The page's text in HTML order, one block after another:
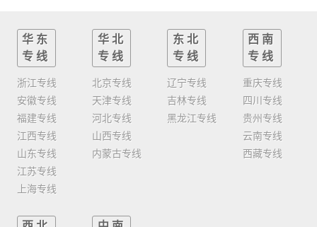
华东
专线
浙江专线
安徽专线
福建专线
江西专线
山东专线
江苏专线
上海专线
华北
专线
北京专线
天津专线
河北专线
山西专线
内蒙古专线
东北
专线
辽宁专线
吉林专线
黑龙江专线
西南
专线
重庆专线
四川专线
贵州专线
云南专线
西藏专线